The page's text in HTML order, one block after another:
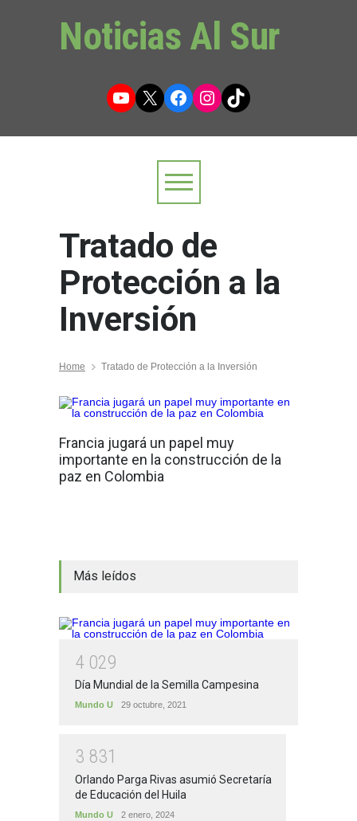
Noticias Al Sur
YouTube
X Facebook
Instagram
TikTok
Tratado de
Protección a la
Inversión
Home Tratado de Protección a la Inversión
Francia jugará un papel muy
importante en la construcción de la
paz en Colombia
Más leídos
4 029
Día Mundial de la Semilla Campesina
Mundo U 29 octubre, 2021
3 831
Orlando Parga Rivas asumió Secretaría
de Educación del Huila
Mundo U 2 enero, 2024